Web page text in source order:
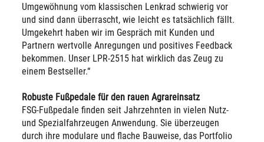
Umgewöhnung vom klassischen Lenkrad schwierig vor
und sind dann überrascht, wie leicht es tatsächlich fällt.
Umgekehrt haben wir im Gespräch mit Kunden und
Partnern wertvolle Anregungen und positives Feedback
bekommen. Unser LPR-2515 hat wirklich das Zeug zu
einem Bestseller.“
Robuste Fußpedale für den rauen Agrareinsatz
FSG-Fußpedale finden seit Jahrzehnten in vielen Nutz-
und Spezialfahrzeugen Anwendung. Sie überzeugen
durch ihre modulare und flache Bauweise, das Portfolio